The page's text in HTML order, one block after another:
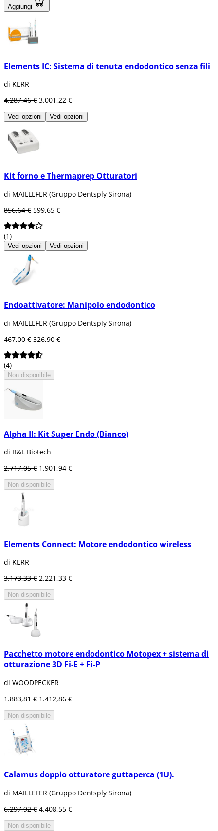
Aggiungi
Elements IC: Sistema di tenuta endodontico senza fili
di KERR
4.287,46 € 3.001,22 €
Vedi opzioni Vedi opzioni
Kit forno e Thermaprep Otturatori
di MAILLEFER (Gruppo Dentsply Sirona)
856,64 € 599,65 €
(1)
Vedi opzioni Vedi opzioni
Endoattivatore: Manipolo endodontico
di MAILLEFER (Gruppo Dentsply Sirona)
467,00 € 326,90 €
(4)
Non disponibile
Alpha II: Kit Super Endo (Bianco)
di B&L Biotech
2.717,05 € 1.901,94 €
Non disponibile
Elements Connect: Motore endodontico wireless
di KERR
3.173,33 € 2.221,33 €
Non disponibile
Pacchetto motore endodontico Motopex + sistema di
otturazione 3D Fi-E + Fi-P
di WOODPECKER
1.883,81 € 1.412,86 €
Non disponibile
Calamus doppio otturatore guttaperca (1U).
di MAILLEFER (Gruppo Dentsply Sirona)
6.297,92 € 4.408,55 €
Non disponibile